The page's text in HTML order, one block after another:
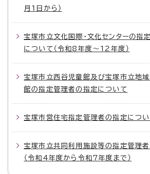
月1日から）
宝塚市立文化国際・文化センターの指
について（令和8年度～12年度）
宝塚市立西谷児童館及び宝塚市立地
館の指定管理者の指定について
宝塚市営住宅指定管理者の指定につい
宝塚市立共同利用施設等の指定管理
（令和4年度から令和7年度まで）